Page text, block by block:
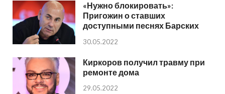
«Нужно блокировать»:
Пригожин о ставших
доступными песнях Барских
30.05.2022
Киркоров получил травму при
ремонте дома
29.05.2022